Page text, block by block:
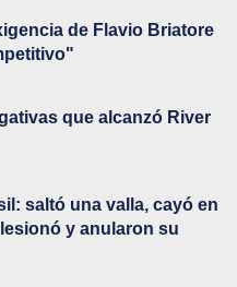
de Flavio Briatore
que alcanzó River
saltó una valla, cayó en
y anularon su